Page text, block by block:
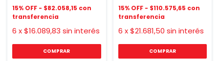
$82.058,15
6 x$16.089,83 sin interés
COMPRAR
$110.575,65
6 x$21.681,50 sin interés
COMPRAR